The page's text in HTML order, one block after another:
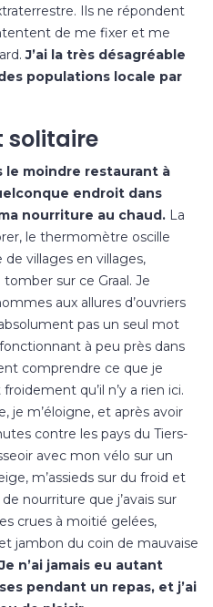
Ils ne répondent
de me fixer et me
J’ai la très désagréable
populations locale par
solitaire
le moindre restaurant à
endroit dans
nourriture au chaud. La
le thermomètre oscille
de villages en villages,
sur ce Graal. Je
aux allures d’ouvriers
pas un seul mot
à peu près dans
comprendre ce que je
qu’il n’y a rien ici.
je m’éloigne, et après avoir
contre les pays du Tiers-
avec mon vélo sur un
m’assieds sur du froid et
nourriture que j’avais sur
crues à moitié gelées,
jambon du coin de mauvaise
Je n’ai jamais eu autant
pendant un repas, et j’ai